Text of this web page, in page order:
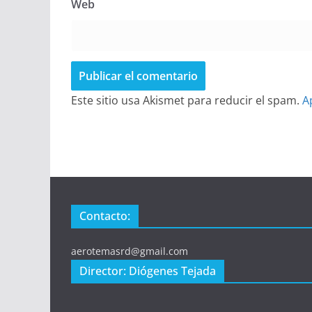
Web
Este sitio usa Akismet para reducir el spam.
Contacto:
aerotemasrd@gmail.com
Director: Diógenes Tejada